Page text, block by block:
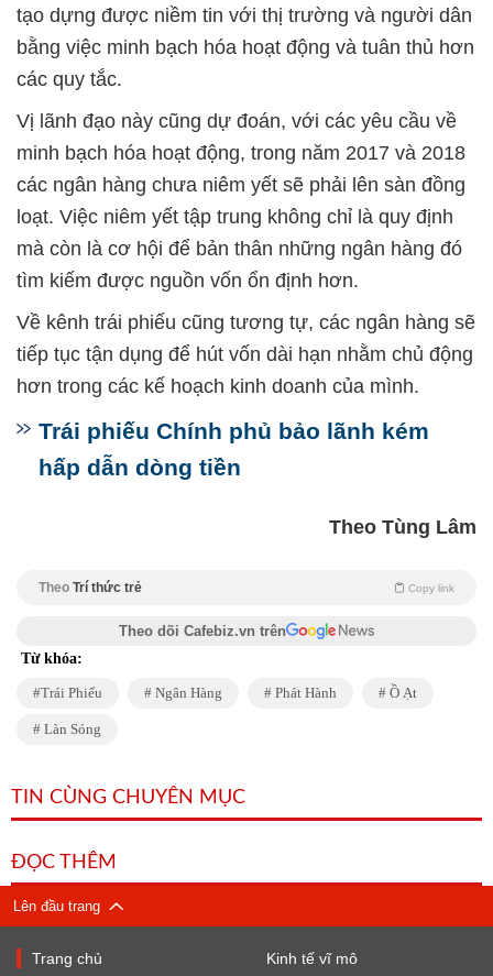
tạo dựng được niềm tin với thị trường và người dân
bằng việc minh bạch hóa hoạt động và tuân thủ hơn
các quy tắc.
Vị lãnh đạo này cũng dự đoán, với các yêu cầu về
minh bạch hóa hoạt động, trong năm 2017 và 2018
các ngân hàng chưa niêm yết sẽ phải lên sàn đồng
loạt. Việc niêm yết tập trung không chỉ là quy định
mà còn là cơ hội để bản thân những ngân hàng đó
tìm kiếm được nguồn vốn ổn định hơn.
Về kênh trái phiếu cũng tương tự, các ngân hàng sẽ
tiếp tục tận dụng để hút vốn dài hạn nhằm chủ động
hơn trong các kế hoạch kinh doanh của mình.
Trái phiếu Chính phủ bảo lãnh kém
hấp dẫn dòng tiền
Theo Tùng Lâm
Theo Trí thức trẻ Copy link
Theo dõi Cafebiz.vn trên
Từ khóa:
Trái Phiếu Ngân Hàng Phát Hành Ồ Ạt
Làn Sóng
TIN CÙNG CHUYÊN MỤC
ĐỌC THÊM
Lên đầu trang
Trang chủ Kinh tế vĩ mô